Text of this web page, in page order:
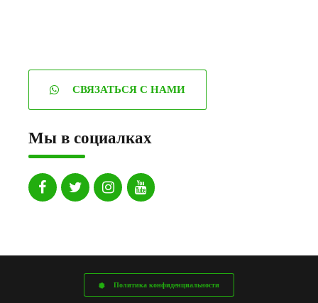
СВЯЗАТЬСЯ С НАМИ
Мы в социалках
Политика конфиденциальности